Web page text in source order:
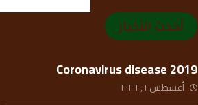
أحدث الأخبار
Coronavirus disease 2019
أغسطس ٦, ٢٠٢٦